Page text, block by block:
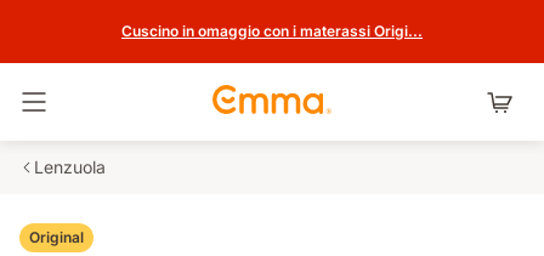
Cuscino in omaggio con i materassi Origi...
Lenzuola
Original